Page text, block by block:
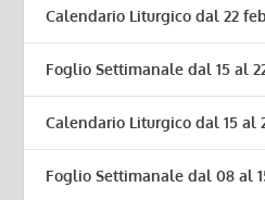
Calendario Liturgico dal 22
Foglio Settimanale dal 15 al
Calendario Liturgico dal 15 al
Foglio Settimanale dal 08 al